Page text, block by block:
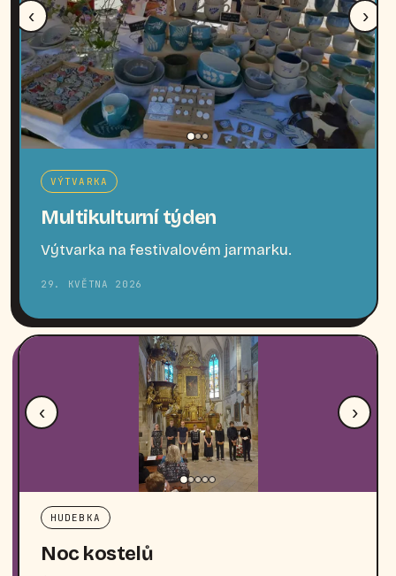
‹ ›
VÝTVARKA
Multikulturní týden
Výtvarka na festivalovém jarmarku.
29. KVĚTNA 2026
‹ ›
HUDEBKA
Noc kostelů